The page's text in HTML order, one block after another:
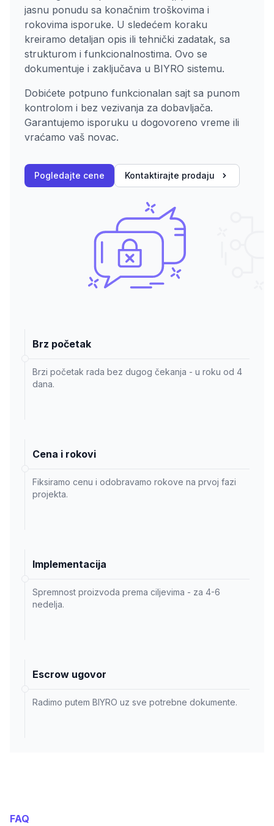
jasnu ponudu sa konačnim troškovima i
rokovima isporuke. U sledećem koraku
kreiramo detaljan opis ili tehnički zadatak, sa
strukturom i funkcionalnostima. Ovo se
dokumentuje i zaključava u BIYRO sistemu.
Dobićete potpuno funkcionalan sajt sa punom
kontrolom i bez vezivanja za dobavljača.
Garantujemo isporuku u dogovoreno vreme ili
vraćamo vaš novac.
Pogledajte cene Kontaktirajte prodaju
Brz početak
Brzi početak rada bez dugog čekanja - u roku od 4
dana.
Cena i rokovi
Fiksiramo cenu i odobravamo rokove na prvoj fazi
projekta.
Implementacija
Spremnost proizvoda prema ciljevima - za 4-6
nedelja.
Escrow ugovor
Radimo putem BIYRO uz sve potrebne dokumente.
FAQ